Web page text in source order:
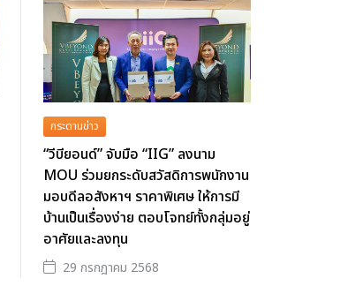
กระดานข่าว
“วีบียอนด์” จับมือ “IIG” ลงนาม
MOU ร่วมยกระดับสวัสดิการพนักงาน
มอบดีลอสังหาฯ ราคาพิเศษ ให้การมี
บ้านเป็นเรื่องง่าย ตอบโจทย์ทั้งกลุ่มอยู่
อาศัยและลงทุน
29 กรกฎาคม 2568